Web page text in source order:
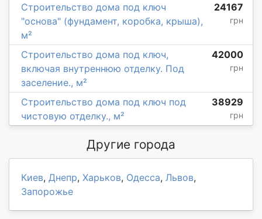
Строительство дома под ключ
"основа" (фундамент, коробка, крыша),
м²
24167
грн
Строительство дома под ключ,
включая внутреннюю отделку. Под
заселение., м²
42000
грн
Строительство дома под ключ под
чистовую отделку., м²
38929
грн
Другие города
Киев, Днепр, Харьков, Одесса, Львов,
Запорожье